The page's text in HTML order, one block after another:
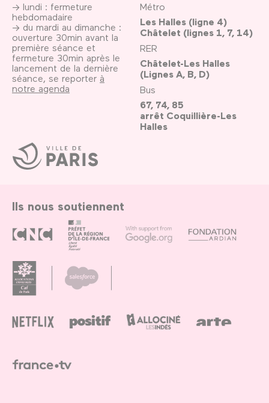
Ville
de
Paris
→ lundi : fermeture
hebdomadaire
→ du mardi au dimanche :
ouverture 30min avant la
première séance et
fermeture 30min après le
lancement de la dernière
séance, se reporter à
notre agenda
Métro
Les Halles (ligne 4)
Châtelet (lignes 1, 7, 14)
RER
Châtelet-Les Halles
(Lignes A, B, D)
Bus
67, 74, 85
arrêt Coquillière-Les
Halles
Ils nous soutiennent